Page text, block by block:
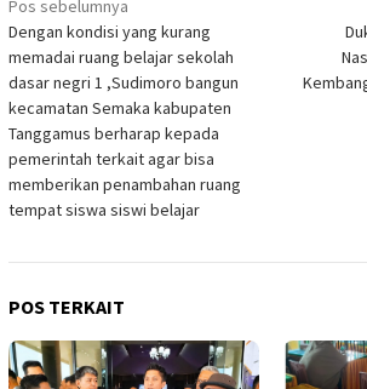
Navigasi
pos
Pos sebelumnya
Dengan kondisi yang kurang
memadai ruang belajar sekolah
dasar negri 1 ,Sudimoro bangun
kecamatan Semaka kabupaten
Tanggamus berharap kepada
pemerintah terkait agar bisa
memberikan penambahan ruang
tempat siswa siswi belajar
POS TERKAIT